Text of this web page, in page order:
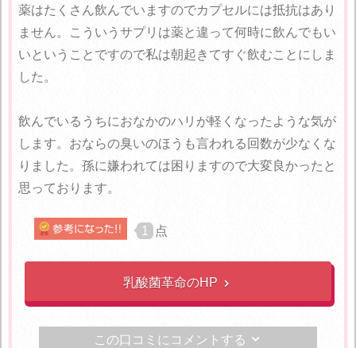
薬はたくさん飲んでいますのでカプセルには抵抗はあり
ません。こういうサプリは薬と違って何時に飲んでもい
いということですので私は朝起きてすぐ飲むことにしま
した。
飲んでいるうちにおなかのハリが軽くなったような気が
します。おならの臭いのほうも言われる回数が少なくな
りました。孫に嫌われては困りますので大変良かったと
思っております。
1 点
乳酸菌革命のHP 
この口コミにコメントする 